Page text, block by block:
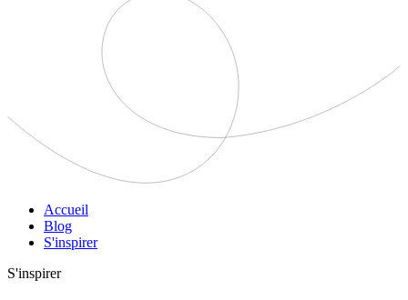
Accueil
Blog
S'inspirer
S'inspirer